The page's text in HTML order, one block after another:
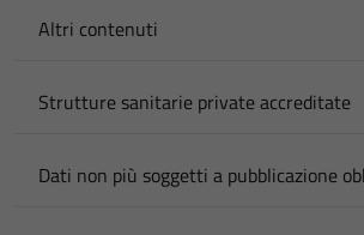
Altri contenuti
Strutture sanitarie private accreditate
Dati non più soggetti a pubblicazione